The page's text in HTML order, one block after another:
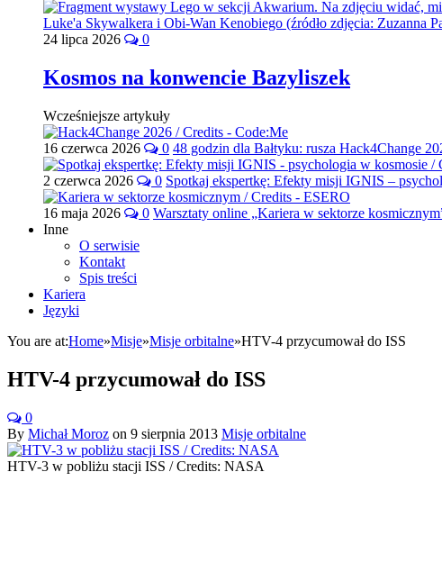
24 lipca 2026 0
Kosmos na konwencie Bazyliszek
Wcześniejsze artykuły
16 czerwca 2026 0 48 godzin dla Bałtyku: rusza Hack4Change
2 czerwca 2026 0 Spotkaj ekspertkę: Efekty misji IGNIS –
16 maja 2026 0 Warsztaty online „Kariera w sektorze
Inne
O serwisie
Kontakt
Spis treści
Kariera
Języki
You are at:Home»Misje»Misje orbitalne»HTV-4 przycumował do ISS
HTV-4 przycumował do ISS
0
By Michał Moroz on 9 sierpnia 2013 Misje orbitalne
HTV-3 w pobliżu stacji ISS / Credits: NASA